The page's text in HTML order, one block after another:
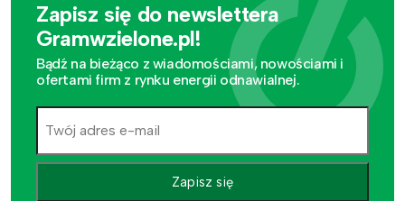
Zapisz się do newslettera
Gramwzielone.pl!
Bądź na bieżąco z wiadomościami, nowościami i
ofertami firm z rynku energii odnawialnej.
Zapisz się